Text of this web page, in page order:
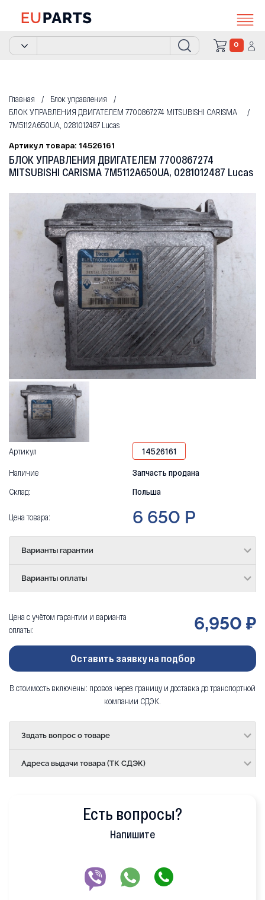
0
Главная
Блок управления
БЛОК УПРАВЛЕНИЯ ДВИГАТЕЛЕМ 7700867274 MITSUBISHI CARISMA
7M5112A650UA, 0281012487 Lucas
Артикул товара: 14526161
БЛОК УПРАВЛЕНИЯ ДВИГАТЕЛЕМ 7700867274
MITSUBISHI CARISMA 7M5112A650UA, 0281012487 Lucas
Артикул
14526161
Наличие
Запчасть продана
Склад:
Польша
Цена товара: 6 650 Р
Варианты гарантии
Варианты оплаты
Цена с учётом гарантии и варианта
оплаты:
6,950 ₽
Оставить заявку на подбор
В стоимость включены: провоз через границу и доставка до транспортной
компании СДЭК.
Звдать вопрос о товаре
Адреса выдачи товара (ТК СДЭК)
Есть вопросы?
Напишите